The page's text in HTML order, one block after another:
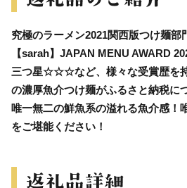
究極のラーメン2021関西版つけ麺部
【sarah】JAPAN MENU AWARD
三つ星☆☆☆など、様々な受賞歴を持
の濃厚魚介つけ麺がふるさと納税に
唯一無二の鮮魚系の溢れる魚介感！
をご堪能ください！